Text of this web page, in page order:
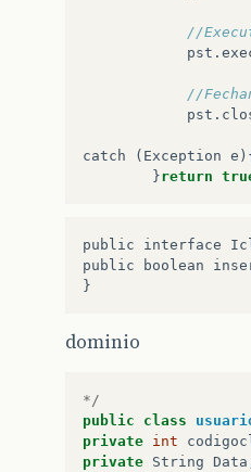
//
pst .
//
pst .
catch ( Exception e
}return
public interface
public
boolean
}
dominio
*/
public
class
private int
private String Data